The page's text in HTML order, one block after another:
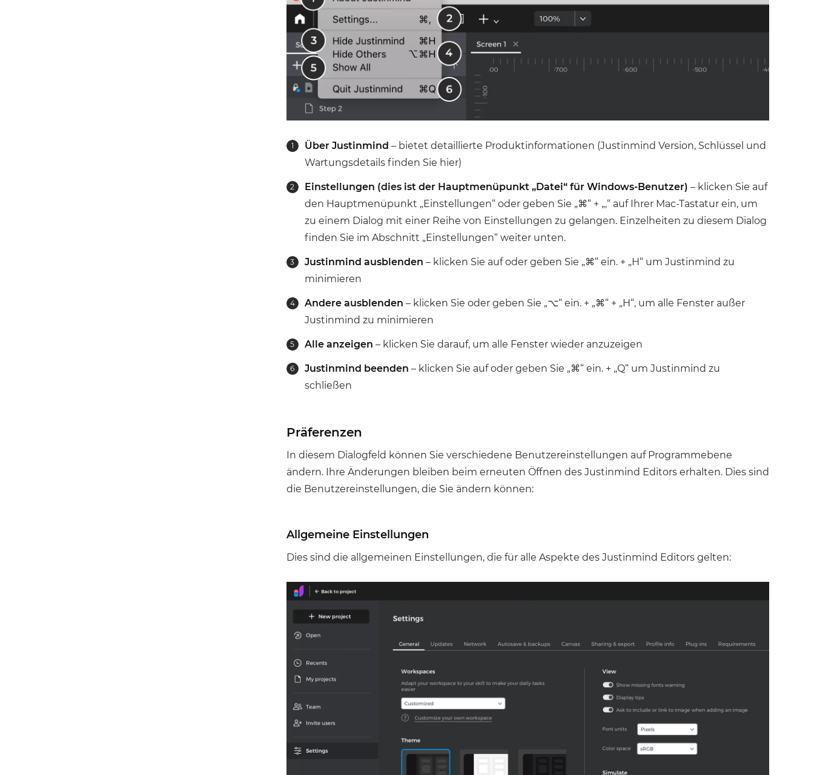
Über Justinmind – bietet detaillierte Produktinformationen (Justinmind Version, Schlüssel und
Wartungsdetails finden Sie hier)
Einstellungen (dies ist der Hauptmenüpunkt „Datei“ für Windows-Benutzer) – klicken Sie auf
den Hauptmenüpunkt „Einstellungen“ oder geben Sie „⌘“ + „,“ auf Ihrer Mac-Tastatur ein, um
zu einem Dialog mit einer Reihe von Einstellungen zu gelangen. Einzelheiten zu diesem Dialog
finden Sie im Abschnitt „Einstellungen“ weiter unten.
Justinmind ausblenden – klicken Sie auf oder geben Sie „⌘“ ein. + „H“ um Justinmind zu
minimieren
Andere ausblenden – klicken Sie oder geben Sie „⌥“ ein. + „⌘“ + „H“, um alle Fenster außer
Justinmind zu minimieren
Alle anzeigen – klicken Sie darauf, um alle Fenster wieder anzuzeigen
Justinmind beenden – klicken Sie auf oder geben Sie „⌘“ ein. + „Q“ um Justinmind zu
schließen
Präferenzen
In diesem Dialogfeld können Sie verschiedene Benutzereinstellungen auf Programmebene
ändern. Ihre Änderungen bleiben beim erneuten Öffnen des Justinmind Editors erhalten. Dies sind
die Benutzereinstellungen, die Sie ändern können:
Allgemeine Einstellungen
Dies sind die allgemeinen Einstellungen, die für alle Aspekte des Justinmind Editors gelten: